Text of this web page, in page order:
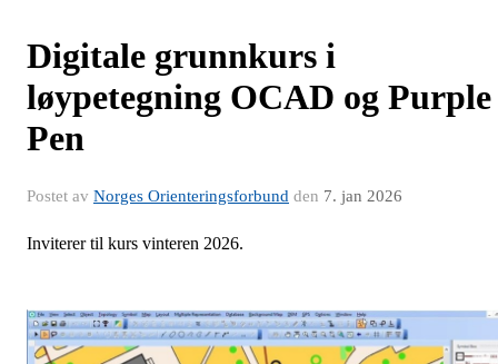
Digitale grunnkurs i
løypetegning OCAD og Purple
Pen
Postet av Norges Orienteringsforbund den 7. jan 2026
Inviterer til kurs vinteren 2026.